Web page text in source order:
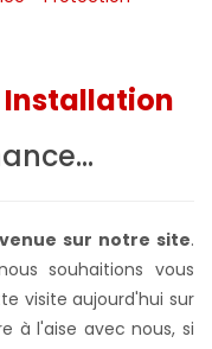
Installation
sur notre site.
souhaitions vous
visite aujourd'hui sur
à l'aise avec nous, si